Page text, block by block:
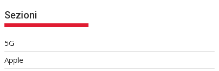
Sezioni
5G
Apple